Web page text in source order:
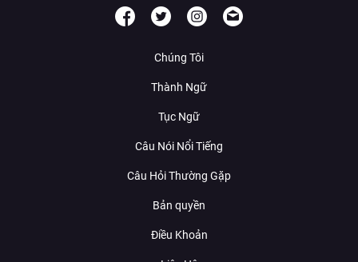
Chúng Tôi
Thành Ngữ
Tục Ngữ
Câu Nói Nổi Tiếng
Câu Hỏi Thường Gặp
Bản quyền
Điều Khoản